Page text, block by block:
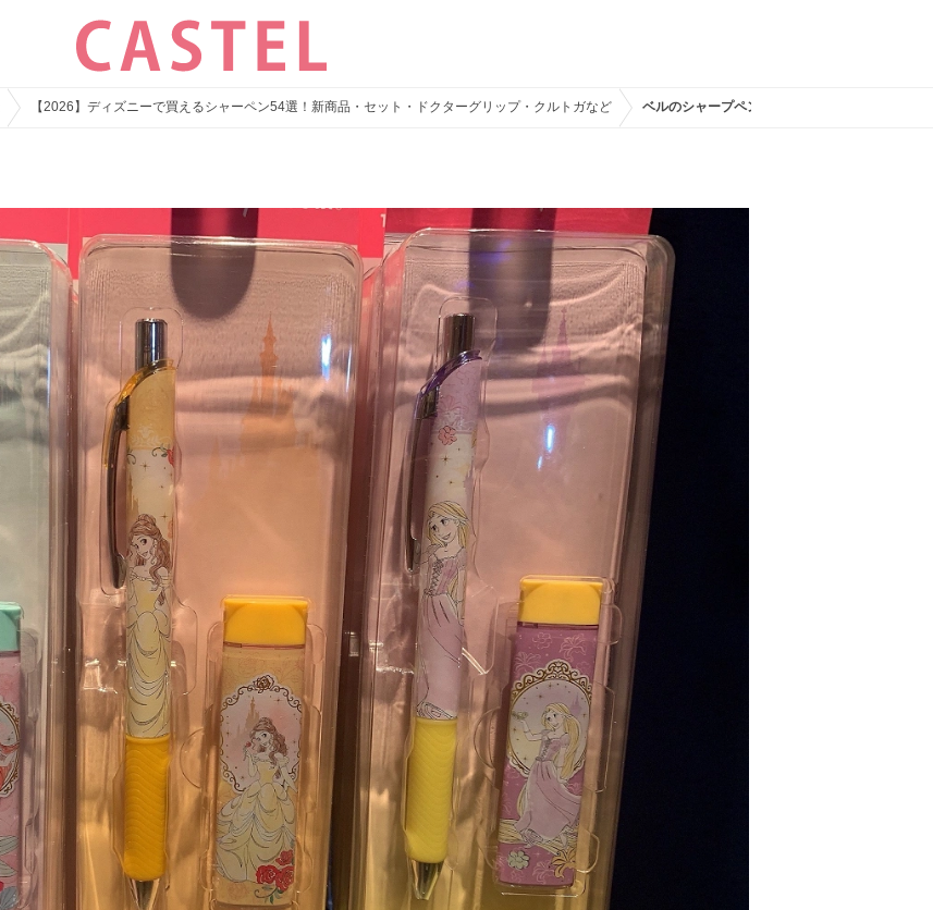
【2026】ディズニーで買えるシャーペン54選！新商品・セット・ドクターグリップ・クルトガなど ベルのシャープペンシル